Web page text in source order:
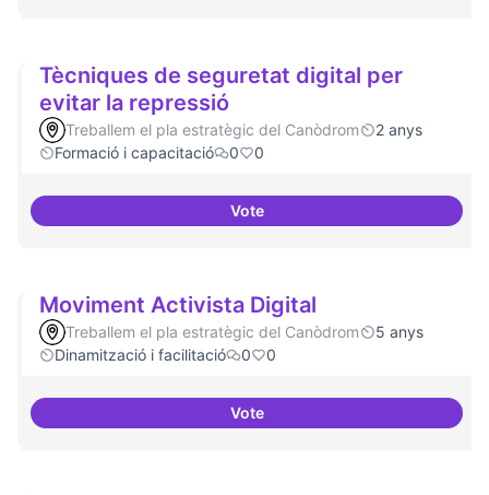
Tècniques de seguretat digital per
evitar la repressió
Treballem el pla estratègic del Canòdrom
2 anys
Formació i capacitació
0 0
VoteTècniques de seguretat digital
Moviment Activista Digital
Treballem el pla estratègic del Canòdrom
5 anys
Dinamització i facilitació
0 0
VoteMoviment Activista Digital